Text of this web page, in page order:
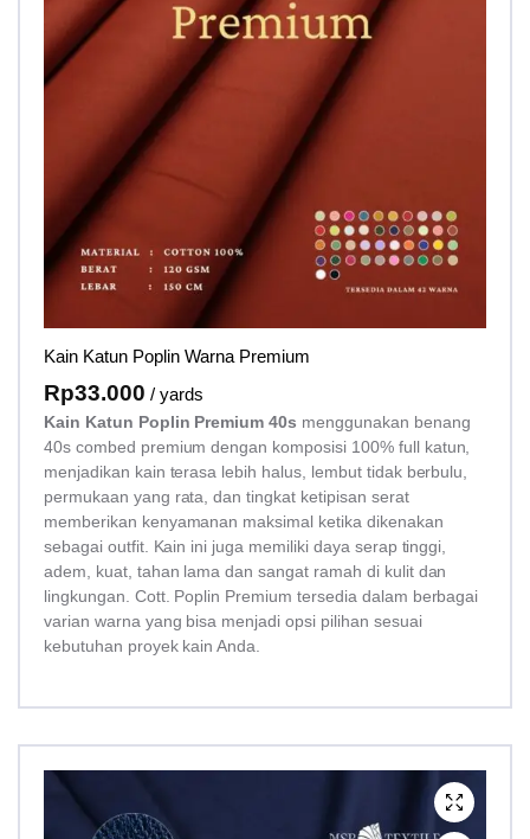
Kain Katun Poplin Warna Premium
Rp33.000 / yards
Kain Katun Poplin Premium 40s menggunakan benang
40s combed premium dengan komposisi 100% full katun,
menjadikan kain terasa lebih halus, lembut tidak berbulu,
permukaan yang rata, dan tingkat ketipisan serat
memberikan kenyamanan maksimal ketika dikenakan
sebagai outfit. Kain ini juga memiliki daya serap tinggi,
adem, kuat, tahan lama dan sangat ramah di kulit dan
lingkungan. Cott. Poplin Premium tersedia dalam berbagai
varian warna yang bisa menjadi opsi pilihan sesuai
kebutuhan proyek kain Anda.